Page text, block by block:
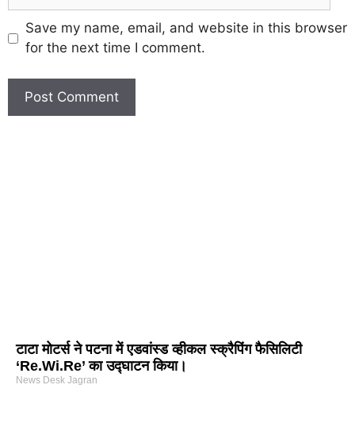
Save my name, email, and website in this browser
for the next time I comment.
टाटा मोटर्स ने पटना में एडवांस्ड व्हीकल स्क्रैपिंग फैसिलिटी
‘Re.Wi.Re’ का उद्घाटन किया।
News Desk Jagran